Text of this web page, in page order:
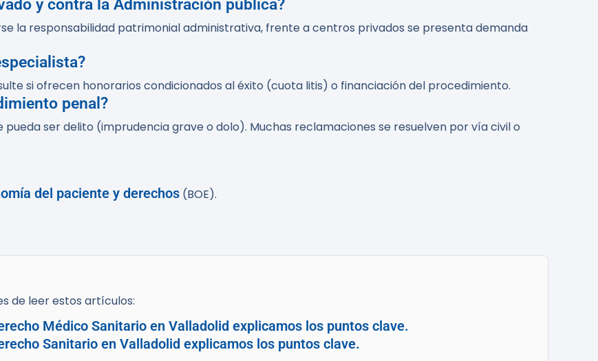
y contra la Administración pública?
la responsabilidad patrimonial administrativa, frente a centros privados se presenta demanda
si ofrecen honorarios condicionados al éxito (cuota litis) o financiación del procedimiento.
penal?
ser delito (imprudencia grave o dolo). Muchas reclamaciones se resuelven por vía civil o
del paciente y derechos (BOE).
de leer estos artículos:
Médico Sanitario en Valladolid explicamos los puntos clave.
Sanitario en Valladolid explicamos los puntos clave.